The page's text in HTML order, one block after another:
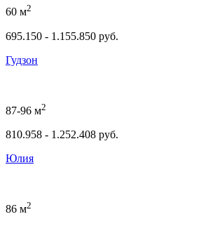
60 м2
695.150 - 1.155.850 руб.
Гудзон
87-96 м2
810.958 - 1.252.408 руб.
Юлия
86 м2